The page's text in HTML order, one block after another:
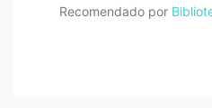
Recomendado por